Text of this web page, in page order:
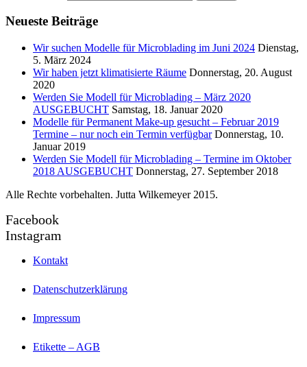
Neueste Beiträge
Wir suchen Modelle für Microblading im Juni 2024 Dienstag,
5. März 2024
Wir haben jetzt klimatisierte Räume Donnerstag, 20. August
2020
Werden Sie Modell für Microblading – März 2020
AUSGEBUCHT Samstag, 18. Januar 2020
Modelle für Permanent Make-up gesucht – Februar 2019
Termine – nur noch ein Termin verfügbar Donnerstag, 10.
Januar 2019
Werden Sie Modell für Microblading – Termine im Oktober
2018 AUSGEBUCHT Donnerstag, 27. September 2018
Alle Rechte vorbehalten. Jutta Wilkemeyer 2015.
Facebook
Instagram
Kontakt
Datenschutzerklärung
Impressum
Etikette – AGB